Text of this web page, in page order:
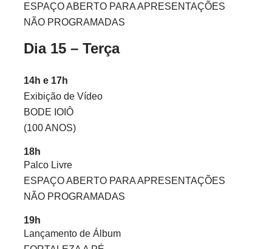
ESPAÇO ABERTO PARA APRESENTAÇÕES
NÃO PROGRAMADAS
Dia 15 – Terça
14h e 17h
Exibição de Vídeo
BODE IOIÔ
(100 ANOS)
18h
Palco Livre
ESPAÇO ABERTO PARA APRESENTAÇÕES
NÃO PROGRAMADAS
19h
Lançamento de Álbum